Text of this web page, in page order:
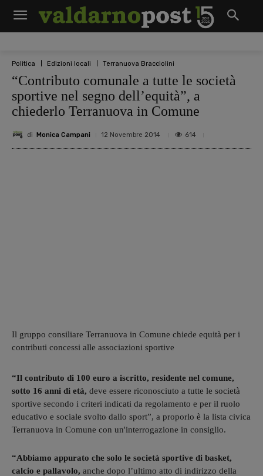
Politica Edizioni locali Terranuova Bracciolini
“Contributo comunale a tutte le società
sportive nel segno dell’equità”, a
chiederlo Terranuova in Comune
di Monica Campani 12 Novembre 2014 614
Il gruppo consiliare Terranuova in Comune chiede equità per i
contributi concessi alle associazioni sportive
“Il contributo di 100 euro a iscritto, residente nel comune,
sotto 16 anni di età, deve essere riconosciuto a tutte le società
sportive secondo i criteri indicati da regolamento e per il ruolo
educativo e sociale svolto dallo sport”, a proporlo è la lista civica
Terranuova in Comune con un'interrogazione in consiglio.
“Abbiamo appurato che solo le società sportive di basket,
calcio e pallavolo, anche dopo l’ultimo atto di indirizzo della